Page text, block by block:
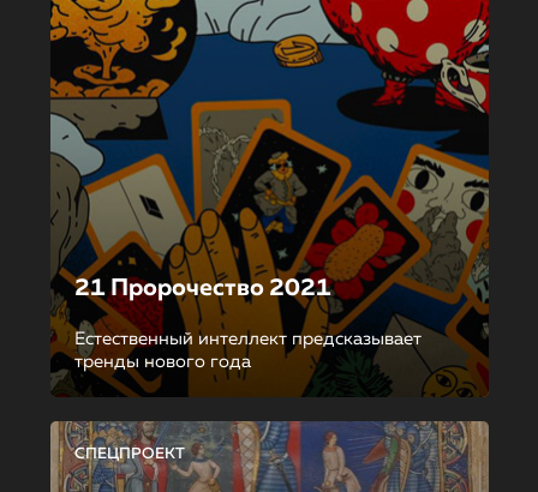
21 Пророчество 2021
Естественный интеллект предсказывает
тренды нового года
СПЕЦПРОЕКТ